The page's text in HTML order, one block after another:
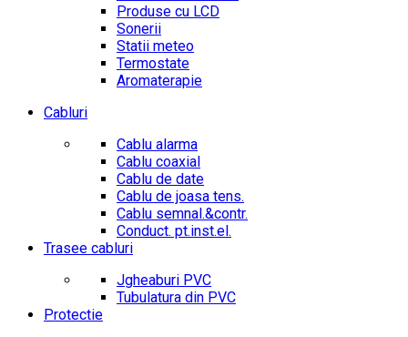
Produse cu LCD
Sonerii
Statii meteo
Termostate
Aromaterapie
Cabluri
Cablu alarma
Cablu coaxial
Cablu de date
Cablu de joasa tens.
Cablu semnal.&contr.
Conduct. pt.inst.el.
Trasee cabluri
Jgheaburi PVC
Tubulatura din PVC
Protectie